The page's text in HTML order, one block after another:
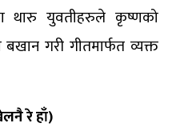
थारु युवतीहरुले कृष्णको
गरी गीतमार्फत व्यक्त
रे हाँ)